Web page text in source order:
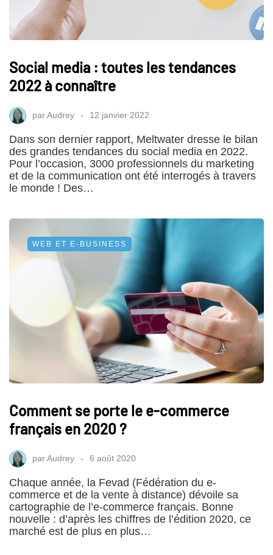
Social media : toutes les tendances
2022 à connaître
parAudrey 12 janvier 2022
Dans son dernier rapport, Meltwater dresse le bilan
des grandes tendances du social media en 2022.
Pour l’occasion, 3000 professionnels du marketing
et de la communication ont été interrogés à travers
le monde ! Des…
WEB ET E-BUSINESS
Comment se porte le e-commerce
français en 2020 ?
parAudrey 6 août 2020
Chaque année, la Fevad (Fédération du e-
commerce et de la vente à distance) dévoile sa
cartographie de l’e-commerce français. Bonne
nouvelle : d’après les chiffres de l’édition 2020, ce
marché est de plus en plus…